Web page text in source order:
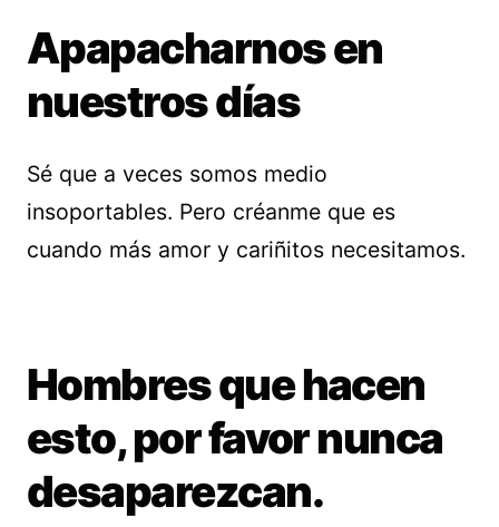
Apapacharnos en
nuestros días
Sé que a veces somos medio
insoportables. Pero créanme que es
cuando más amor y cariñitos necesitamos.
Hombres que hacen
esto, por favor nunca
desaparezcan.